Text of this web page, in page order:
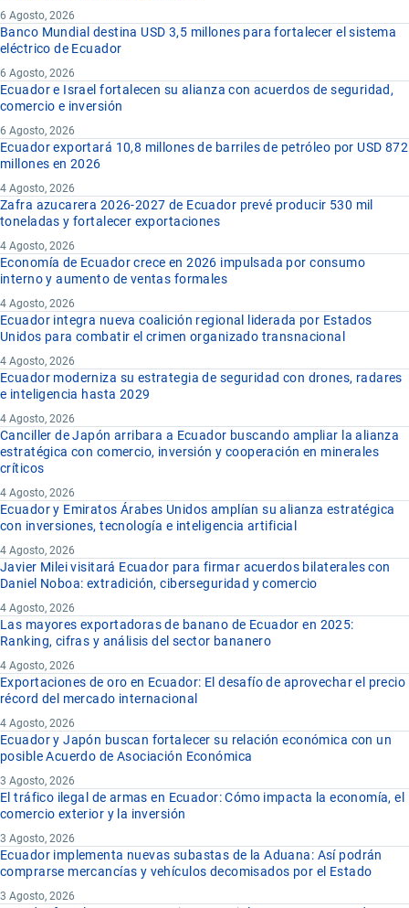
6 Agosto, 2026
Banco Mundial destina USD 3,5 millones para fortalecer el sistema
eléctrico de Ecuador
6 Agosto, 2026
Ecuador e Israel fortalecen su alianza con acuerdos de seguridad,
comercio e inversión
6 Agosto, 2026
Ecuador exportará 10,8 millones de barriles de petróleo por USD 872
millones en 2026
4 Agosto, 2026
Zafra azucarera 2026-2027 de Ecuador prevé producir 530 mil
toneladas y fortalecer exportaciones
4 Agosto, 2026
Economía de Ecuador crece en 2026 impulsada por consumo
interno y aumento de ventas formales
4 Agosto, 2026
Ecuador integra nueva coalición regional liderada por Estados
Unidos para combatir el crimen organizado transnacional
4 Agosto, 2026
Ecuador moderniza su estrategia de seguridad con drones, radares
e inteligencia hasta 2029
4 Agosto, 2026
Canciller de Japón arribara a Ecuador buscando ampliar la alianza
estratégica con comercio, inversión y cooperación en minerales
críticos
4 Agosto, 2026
Ecuador y Emiratos Árabes Unidos amplían su alianza estratégica
con inversiones, tecnología e inteligencia artificial
4 Agosto, 2026
Javier Milei visitará Ecuador para firmar acuerdos bilaterales con
Daniel Noboa: extradición, ciberseguridad y comercio
4 Agosto, 2026
Las mayores exportadoras de banano de Ecuador en 2025:
Ranking, cifras y análisis del sector bananero
4 Agosto, 2026
Exportaciones de oro en Ecuador: El desafío de aprovechar el precio
récord del mercado internacional
4 Agosto, 2026
Ecuador y Japón buscan fortalecer su relación económica con un
posible Acuerdo de Asociación Económica
3 Agosto, 2026
El tráfico ilegal de armas en Ecuador: Cómo impacta la economía, el
comercio exterior y la inversión
3 Agosto, 2026
Ecuador implementa nuevas subastas de la Aduana: Así podrán
comprarse mercancías y vehículos decomisados por el Estado
3 Agosto, 2026